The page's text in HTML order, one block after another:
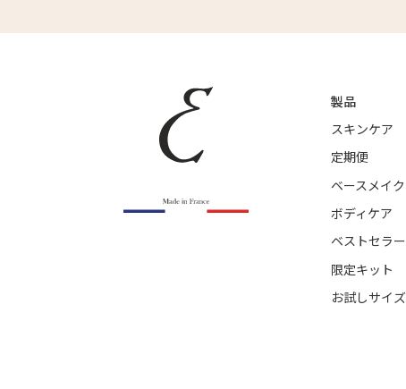
製品
スキンケア
定期便
ベースメイク
ボディケア
ベストセラー
限定キット
お試しサイズ